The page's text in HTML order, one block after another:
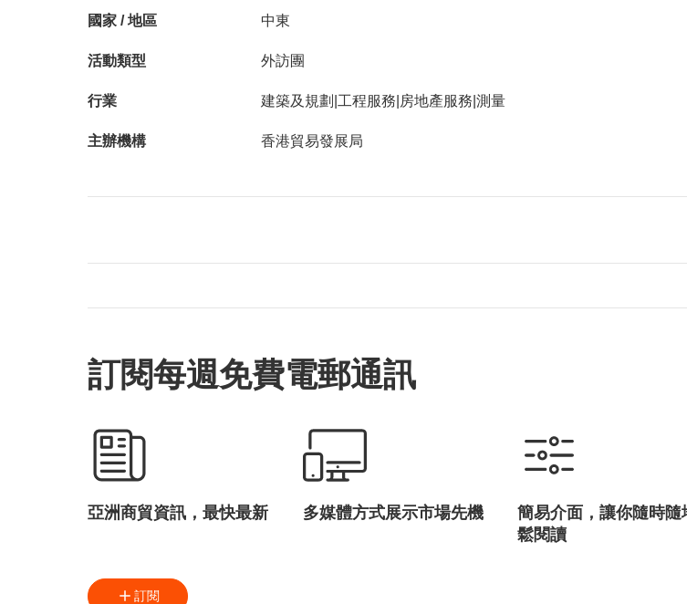
國家 / 地區 中東
活動類型 外訪團
行業 建築及規劃|工程服務|房地產服務|測量
主辦機構 香港貿易發展局
訂閱每週免費電郵通訊
亞洲商貿資訊，最快最新 多媒體方式展示市場先機
簡易介面，讓你隨時隨
鬆閱讀
訂閱